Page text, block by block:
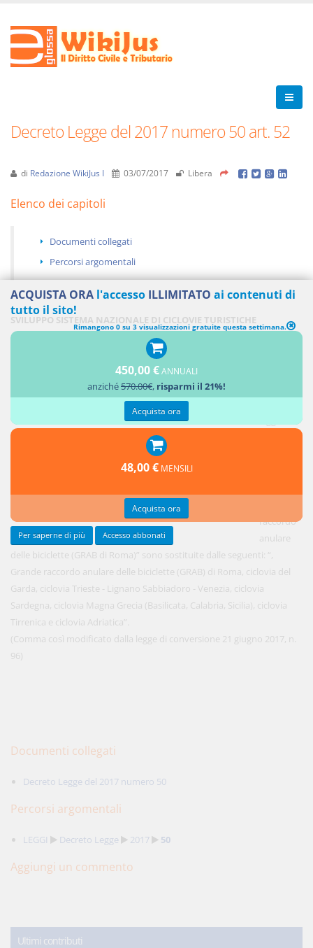
Decreto Legge del 2017 numero 50 art. 52
di Redazione WikiJus I 03/07/2017 Libera
Elenco dei capitoli
Documenti collegati
Percorsi argomentali
SVILUPPO SISTEMA NAZIONALE DI CICLOVIE TURISTICHE
raccordo
anulare
delle biciclette (GRAB di Roma)” sono sostituite dalle seguenti: “,
Grande raccordo anulare delle biciclette (GRAB) di Roma, ciclovia del
Garda, ciclovia Trieste - Lignano Sabbiadoro - Venezia, ciclovia
Sardegna, ciclovia Magna Grecia (Basilicata, Calabria, Sicilia), ciclovia
Tirrenica e ciclovia Adriatica”.
(Comma così modificato dalla legge di conversione 21 giugno 2017, n.
96)
Documenti collegati
Decreto Legge del 2017 numero 50
Percorsi argomentali
LEGGI Decreto Legge 2017 50
Aggiungi un commento
Ultimi contributi
ACQUISTA ORA l'accesso ILLIMITATO ai contenuti di
tutto il sito!
Rimangono 0 su 3 visualizzazioni gratuite questa settimana.
450,00 €ANNUALI
anziché570.00€, risparmi il 21%!
Acquista ora
48,00 € MENSILI
Acquista ora
Per saperne di più Accesso abbonati